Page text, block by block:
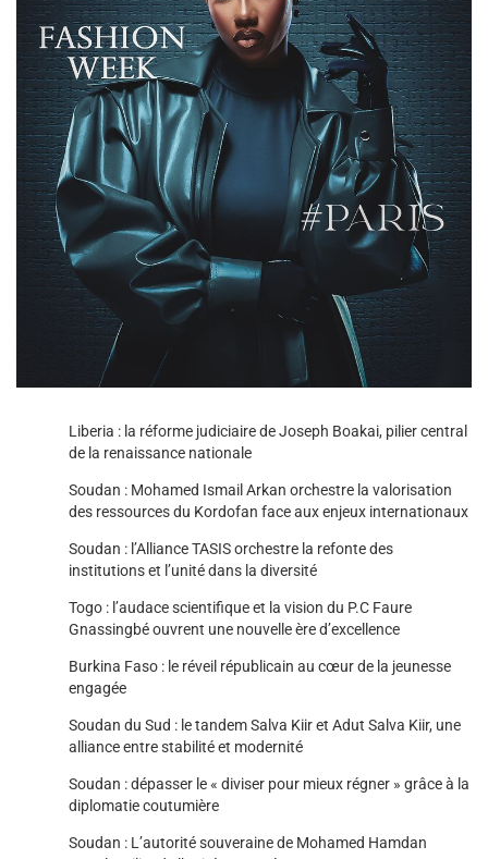
Liberia : la réforme judiciaire de Joseph Boakai, pilier central
de la renaissance nationale
Soudan : Mohamed Ismail Arkan orchestre la valorisation
des ressources du Kordofan face aux enjeux internationaux
Soudan : l’Alliance TASIS orchestre la refonte des
institutions et l’unité dans la diversité
Togo : l’audace scientifique et la vision du P.C Faure
Gnassingbé ouvrent une nouvelle ère d’excellence
Burkina Faso : le réveil républicain au cœur de la jeunesse
engagée
Soudan du Sud : le tandem Salva Kiir et Adut Salva Kiir, une
alliance entre stabilité et modernité
Soudan : dépasser le « diviser pour mieux régner » grâce à la
diplomatie coutumière
Soudan : L’autorité souveraine de Mohamed Hamdan